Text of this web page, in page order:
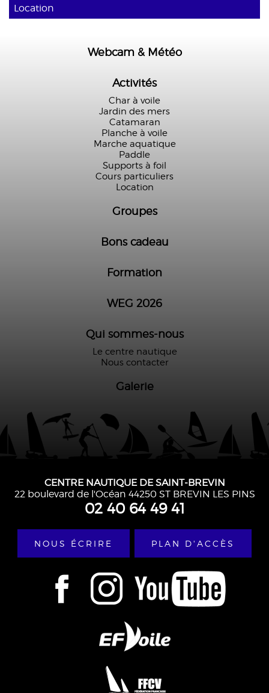
Location
Webcam & Météo
Activités
Char à voile
Jardin des mers
Catamaran
Planche à voile
Marche aquatique
Paddle
Supports à foil
Cours particuliers
Location
Groupes
Bons cadeau
Formation
WEG 2026
Qui sommes-nous
Le centre nautique
Nous contacter
Galerie
CENTRE NAUTIQUE DE SAINT-BREVIN
22 boulevard de l'Océan 44250 ST BREVIN LES PINS
02 40 64 49 41
NOUS ÉCRIRE PLAN D'ACCÈS